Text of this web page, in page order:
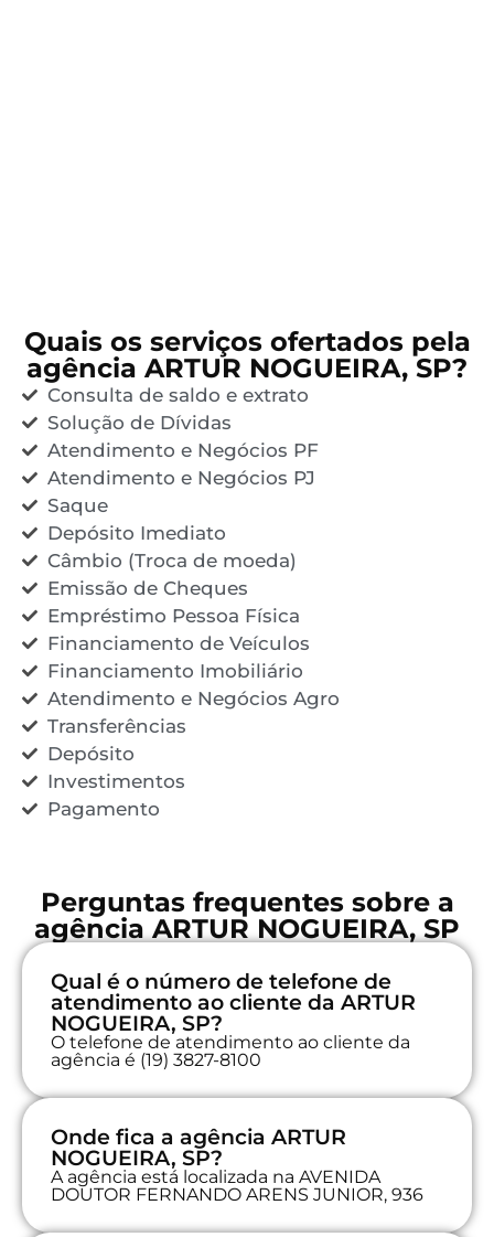
Quais os serviços ofertados pela
agência ARTUR NOGUEIRA, SP?
Consulta de saldo e extrato
Solução de Dívidas
Atendimento e Negócios PF
Atendimento e Negócios PJ
Saque
Depósito Imediato
Câmbio (Troca de moeda)
Emissão de Cheques
Empréstimo Pessoa Física
Financiamento de Veículos
Financiamento Imobiliário
Atendimento e Negócios Agro
Transferências
Depósito
Investimentos
Pagamento
Perguntas frequentes sobre a
agência ARTUR NOGUEIRA, SP
Qual é o número de telefone de
atendimento ao cliente da ARTUR
NOGUEIRA, SP?
O telefone de atendimento ao cliente da
agência é (19) 3827-8100
Onde fica a agência ARTUR
NOGUEIRA, SP?
A agência está localizada na AVENIDA
DOUTOR FERNANDO ARENS JUNIOR, 936